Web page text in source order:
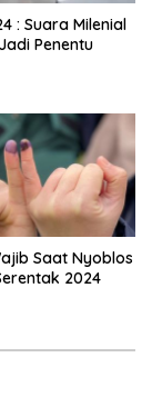
: Suara Milenial
Penentu
Saat Nyoblos
2024